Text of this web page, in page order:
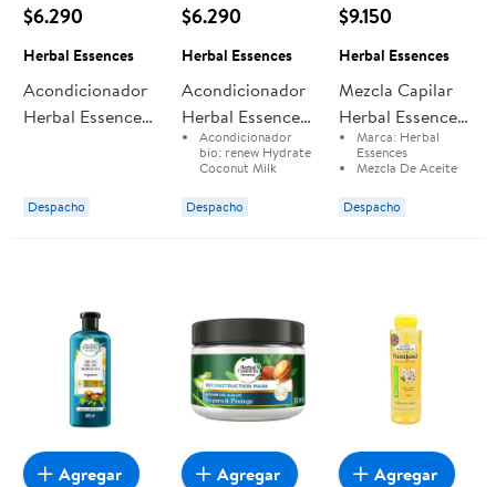
$6.290
Herbal Essences
Acondicionador
Herbal Essences
Biorenew Argan
Oil Of Morocco
Despacho
$6.290
Herbal Essences
Acondicionador
Herbal Essences
Bío:renew
Hydrate
Coconut Milk
Acondicionador
bío: renew Hydrate
Coconut Milk
Essences
Despacho
$9.150
Herbal Essences
Mezcla Capilar
Herbal Essences
De Aceite
Bio:renew
Coconut Y Aloe
Para El Cabello
Marca: Herbal
Essences
Mezcla De Aceite
Coconut y Aloe
Para El Cabello
Despacho
Agregar Agregar Agregar